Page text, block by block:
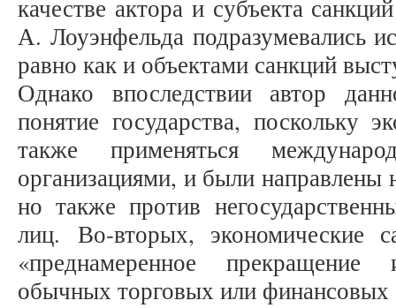
качестве актора и субъекта
А. Лоуэнфельда подразумевались
равно как и объектами санкций
Однако впоследствии автор
понятие государства, поскольку
также применяться
организациями, и были направлены
но также против
лиц. Во-вторых, экономические
«преднамеренное
обычных торговых или